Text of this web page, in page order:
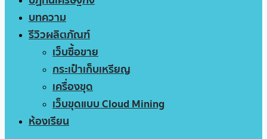
บทความ
รีวิวผลิตภัณฑ์
เว็บซื้อขาย
กระเป๋าเก็บเหรียญ
เครื่องขุด
เว็บขุดแบบ Cloud Mining
ห้องเรียน